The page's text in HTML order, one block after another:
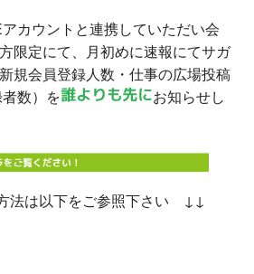
カウントと連携していただい会
限定にて、月初めに速報にてサガ
規会員登録人数・仕事の広場投稿
数）を
お知らせし
法は以下をご参照下さい ↓↓